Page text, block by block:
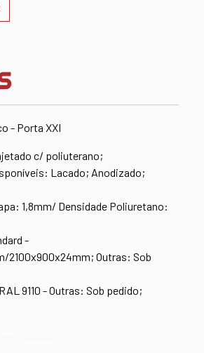
- Porta XXI
c/ poliuterano;
Lacado; Anodizado;
1,8mm/ Densidade Poliuretano:
-
2100x900x24mm; Outras: Sob
9110 - Outras: Sob pedido;